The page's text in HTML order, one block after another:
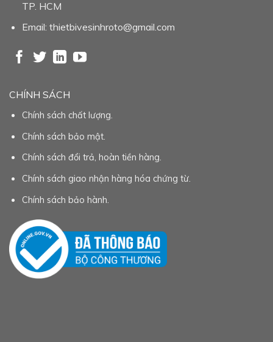
TP. HCM
Email: thietbivesinhroto@gmail.com
CHÍNH SÁCH
Chính sách chất lượng.
Chính sách bảo mật.
Chính sách đổi trả, hoàn tiền hàng.
Chính sách giao nhận hàng hóa chứng từ.
Chính sách bảo hành.